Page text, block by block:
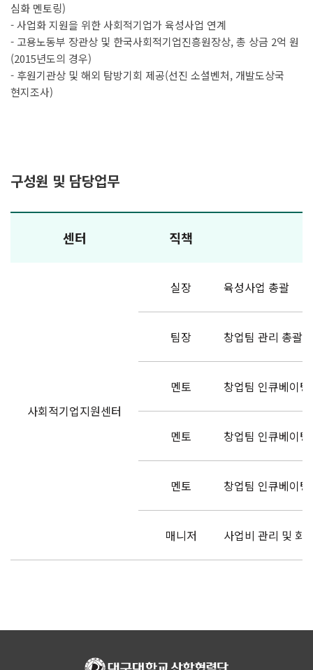
심화 멘토링)
- 사업화 지원을 위한 사회적기업가 육성사업 연계
- 고용노동부 장관상 및 한국사회적기업진흥원장상, 총 상금 2억 원
(2015년도의 경우)
- 후원기관상 및 해외 탐방기회 제공(선진 소셜벤처, 개발도상국
현지조사)
구성원 및 담당업무
센터 직책
사회적기업지원센터
실장 육성사업 총괄
팀장 창업팀 관리 총괄
멘토 창업팀 인큐베이팅
멘토 창업팀 인큐베이팅
멘토 창업팀 인큐베이팅
매니저 사업비 관리 및 회